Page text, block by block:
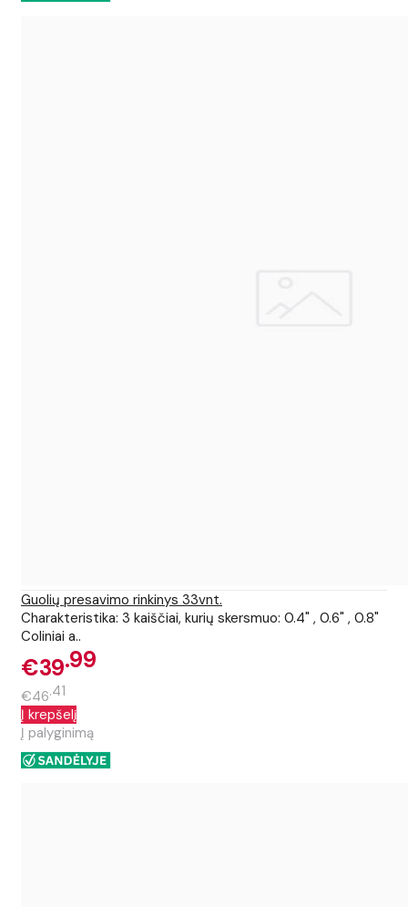
Guolių presavimo rinkinys 33vnt.
Charakteristika: 3 kaiščiai, kurių skersmuo: 0.4" , 0.6" , 0.8"
Coliniai a..
€39 99
€46 41
Į krepšelį
Į palyginimą